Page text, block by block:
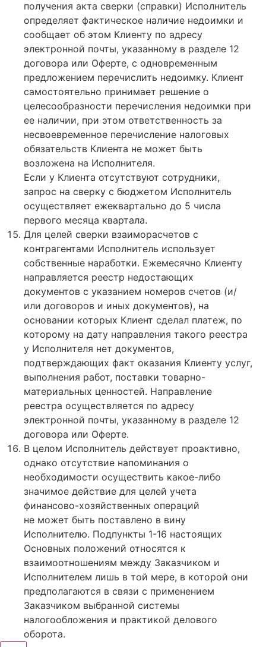
получения акта сверки (справки) Исполнитель
определяет фактическое наличие недоимки и
сообщает об этом Клиенту по адресу
электронной почты, указанному в разделе 12
договора или Оферте, с одновременным
предложением перечислить недоимку. Клиент
самостоятельно принимает решение о
целесообразности перечисления недоимки при
ее наличии, при этом ответственность за
несвоевременное перечисление налоговых
обязательств Клиента не может быть
возложена на Исполнителя.
Если у Клиента отсутствуют сотрудники,
запрос на сверку с бюджетом Исполнитель
осуществляет ежеквартально до 5 числа
первого месяца квартала.
Для целей сверки взаиморасчетов с
контрагентами Исполнитель использует
собственные наработки. Ежемесячно Клиенту
направляется реестр недостающих
документов с указанием номеров счетов (и/
или договоров и иных документов), на
основании которых Клиент сделал платеж, по
которому на дату направления такого реестра
у Исполнителя нет документов,
подтверждающих факт оказания Клиенту услуг,
выполнения работ, поставки товарно-
материальных ценностей. Направление
реестра осуществляется по адресу
электронной почты, указанному в разделе 12
договора или Оферте.
В целом Исполнитель действует проактивно,
однако отсутствие напоминания о
необходимости осуществить какое-либо
значимое действие для целей учета
финансово-хозяйственных операций
не может быть поставлено в вину
Исполнителю. Подпункты 1-16 настоящих
Основных положений относятся к
взаимоотношениям между Заказчиком и
Исполнителем лишь в той мере, в которой они
предполагаются в связи с применением
Заказчиком выбранной системы
налогообложения и практикой делового
оборота.